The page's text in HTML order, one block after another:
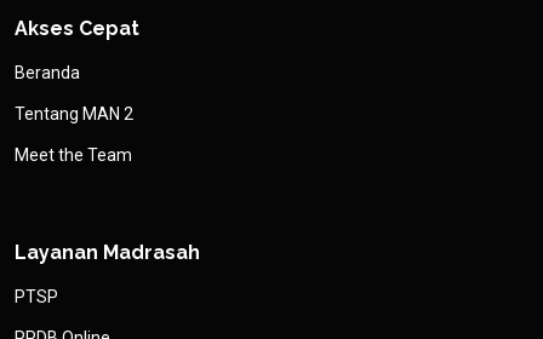
Akses Cepat
Beranda
Tentang MAN 2
Meet the Team
Layanan Madrasah
PTSP